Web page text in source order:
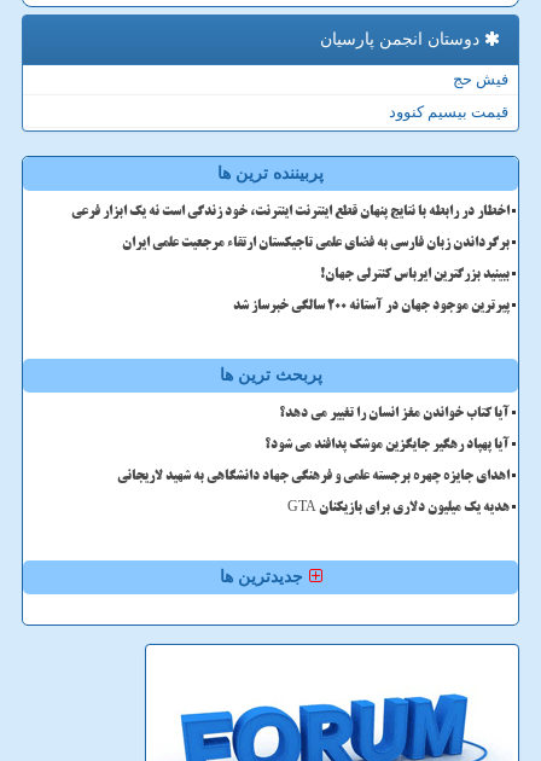
دوستان انجمن پارسیان
فیش حج
قیمت بیسیم کنوود
پربیننده ترین ها
اخطار در رابطه با نتایج پنهان قطع اینترنت اینترنت، خود زندگی است نه یک ابزار فرعی
برگرداندن زبان فارسی به فضای علمی تاجیکستان ارتقاء مرجعیت علمی ایران
ببینید بزرگترین ایرباس کنترلی جهان!
پیرترین موجود جهان در آستانه ۲۰۰ سالگی خبرساز شد
پربحث ترین ها
آیا کتاب خواندن مغز انسان را تغییر می دهد؟
آیا پهپاد رهگیر جایگزین موشک پدافند می شود؟
اهدای جایزه چهره برجسته علمی و فرهنگی جهاد دانشگاهی به شهید لاریجانی
هدیه یک میلیون دلاری برای بازیکنان GTA
جدیدترین ها